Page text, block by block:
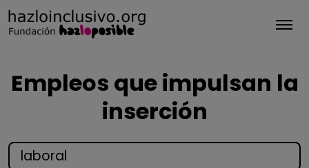
Empleos que impulsan la
inserción